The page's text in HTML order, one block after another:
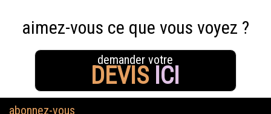
aimez-vous ce que vous voyez ?
demander votre
DEVIS ICI
abonnez-vous